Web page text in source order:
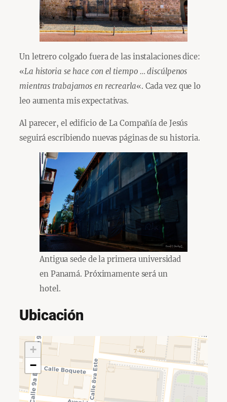
Un letrero colgado fuera de las instalaciones dice:
«La historia se hace con el tiempo … discúlpenos
mientras trabajamos en recrearla«. Cada vez que lo
leo aumenta mis expectativas.
Al parecer, el edificio de La Compañía de Jesús
seguirá escribiendo nuevas páginas de su historia.
Antigua sede de la primera universidad
en Panamá. Próximamente será un
hotel.
Ubicación
+
−